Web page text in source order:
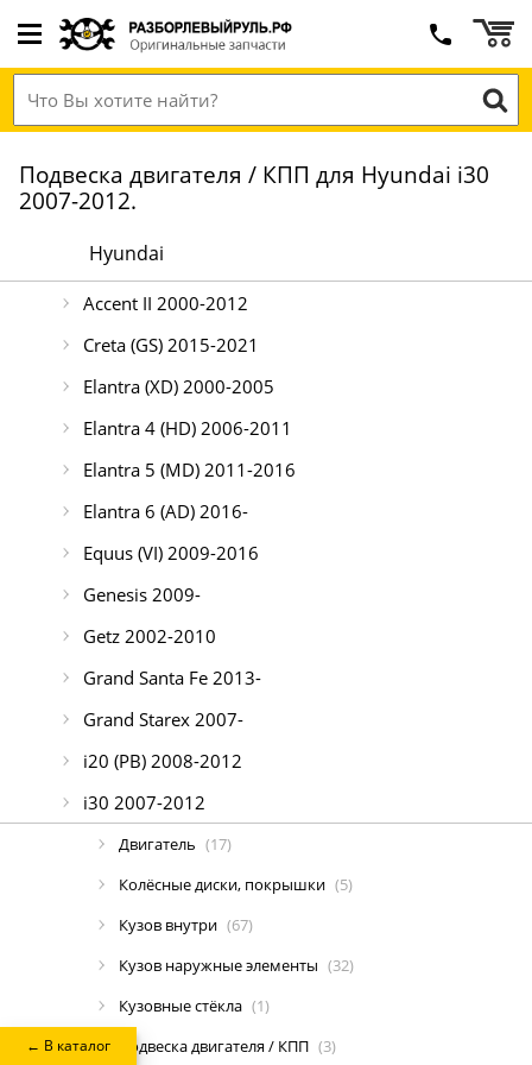
← В каталог
Подвеска двигателя / КПП для Hyundai i30
2007-2012.
Hyundai
Accent II 2000-2012
Creta (GS) 2015-2021
Elantra (XD) 2000-2005
Elantra 4 (HD) 2006-2011
Elantra 5 (MD) 2011-2016
Elantra 6 (AD) 2016-
Equus (VI) 2009-2016
Genesis 2009-
Getz 2002-2010
Grand Santa Fe 2013-
Grand Starex 2007-
i20 (PB) 2008-2012
i30 2007-2012
Двигатель (17)
Колёсные диски, покрышки (5)
Кузов внутри (67)
Кузов наружные элементы (32)
Кузовные стёкла (1)
Подвеска двигателя / КПП (3)